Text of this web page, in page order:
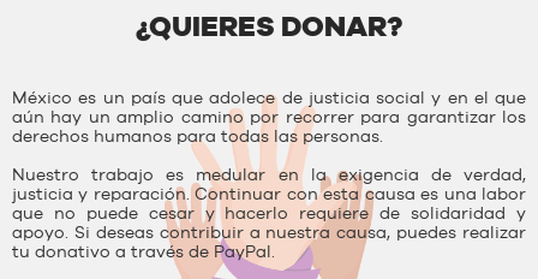
¿QUIERES DONAR?
México es un país que adolece de justicia social y en el que
aún hay un amplio camino por recorrer para garantizar los
derechos humanos para todas las personas.
Nuestro trabajo es medular en la exigencia de verdad,
justicia y reparación. Continuar con esta causa es una labor
que no puede cesar y hacerlo requiere de solidaridad y
apoyo. Si deseas contribuir a nuestra causa, puedes realizar
tu donativo a través de PayPal.